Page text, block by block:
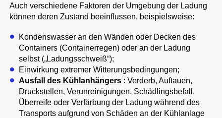
Auch verschiedene Faktoren der Umgebung der Ladung
können deren Zustand beeinflussen, beispielsweise:
Kondenswasser an den Wänden oder Decken des
Containers (Containerregen) oder an der Ladung
selbst („Ladungsschweiß“);
Einwirkung extremer Witterungsbedingungen;
Ausfalldes Kühlanhängers : Verderb, Auftauen,
Druckstellen, Verunreinigungen, Schädlingsbefall,
Überreife oder Verfärbung der Ladung während des
Transports aufgrund von Schäden an der Kühlanlage